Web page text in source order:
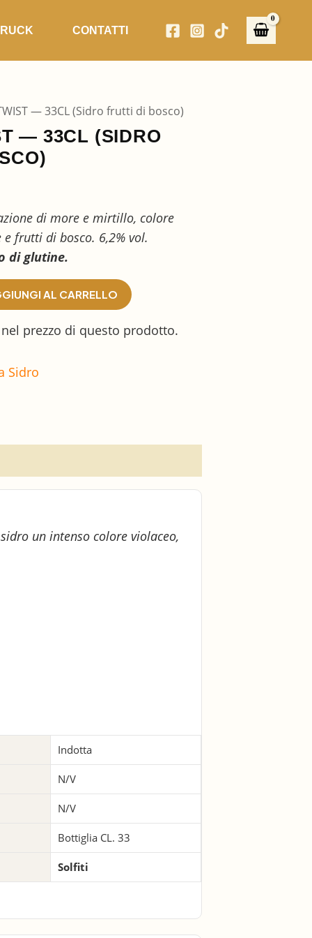
CONTATTI
— 33CL (Sidro frutti di bosco)
— 33CL (SIDRO
di more e mirtillo, colore
e frutti di bosco. 6,2% vol.
di glutine.
AL CARRELLO
prezzo di questo prodotto.
Sidro
un intenso colore violaceo,
Indotta
N/V
N/V
Bottiglia CL. 33
Solfiti